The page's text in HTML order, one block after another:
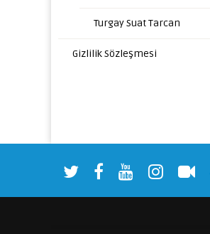
Turgay Suat Tarcan
Gizlilik Sözleşmesi